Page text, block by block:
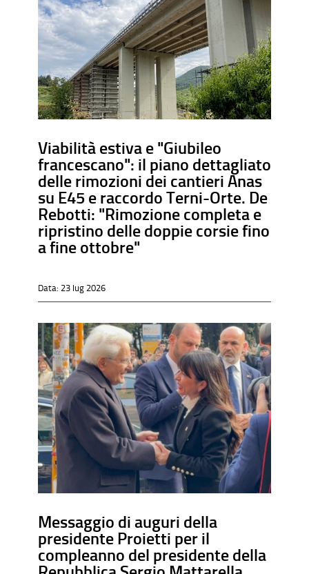
Viabilità estiva e "Giubileo
francescano": il piano dettagliato
delle rimozioni dei cantieri Anas
su E45 e raccordo Terni-Orte. De
Rebotti: "Rimozione completa e
ripristino delle doppie corsie fino
a fine ottobre"
Data: 23 lug 2026
Messaggio di auguri della
presidente Proietti per il
compleanno del presidente della